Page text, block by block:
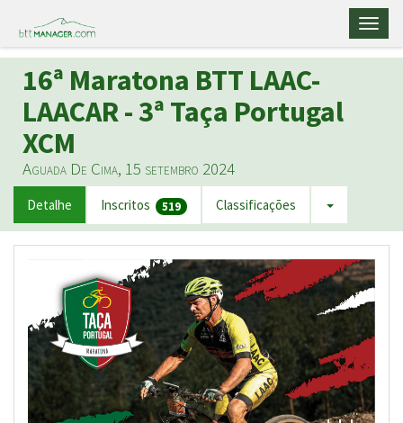
16ª Maratona BTT LAAC-
LAACAR - 3ª Taça Portugal
XCM
Aguada De Cima, 15 setembro 2024
Detalhe Inscritos 519 Classificações